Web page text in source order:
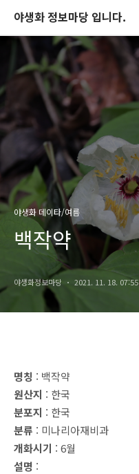
야생화 정보마당 입니다.
야생화 데이타/여름
백작약
야생화정보마당 2021. 11. 18. 07:55
명칭 : 백작약
원산지 : 한국
분포지 : 한국
분류 : 미나리아재비과
개화시기 : 6월
설명 :